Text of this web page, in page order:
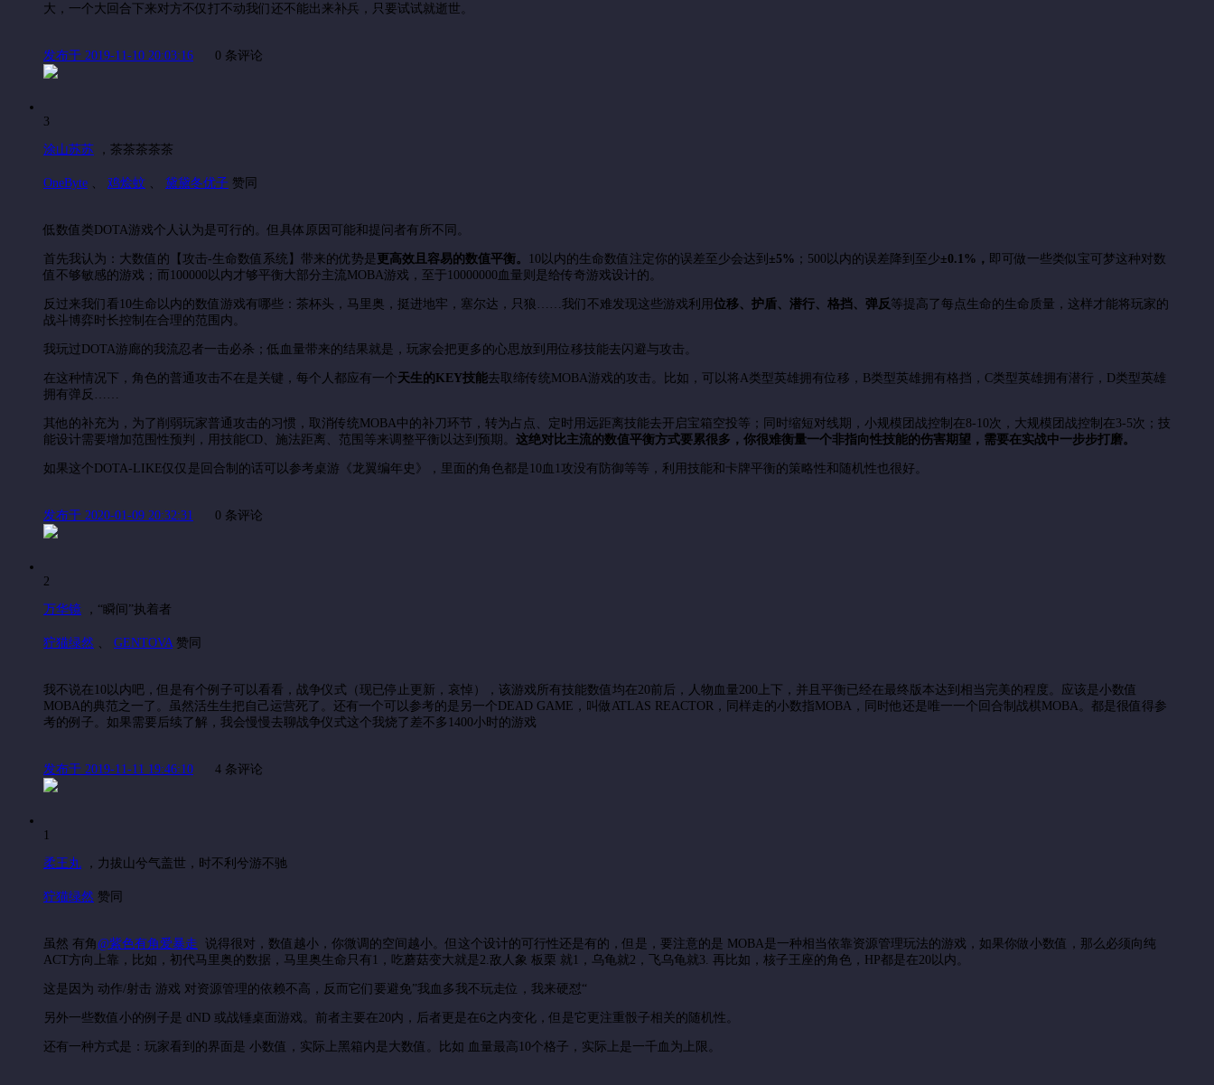
大，一个大回合下来对方不仅打不动我们还不能出来补兵，只要试试就逝世。
发布于 2019-11-10 20:03:16 0 条评论
3
涂山苏苏 ， 茶茶茶茶茶
OneByte 鸡烩蚊 黛黛冬优子 赞同
低数值类DOTA游戏个人认为是可行的。但具体原因可能和提问者有所不同。
首先我认为：大数值的【攻击-生命数值系统】带来的优势是 更高效且容易的数值平衡。 10以内的生命数值注定你的误差至少会达到 ±5% ；500以内的误差降到至少±0.1%， 即可做一些类似宝可梦这种对数
值不够敏感的游戏；而100000以内才够平衡大部分主流MOBA游戏，至于10000000血量则是给传奇游戏设计的。
反过来我们看10生命以内的数值游戏有哪些：茶杯头，马里奥，挺进地牢，塞尔达，只狼……我们不难发现这些游戏利用 位移、护盾、潜行、格挡、弹反 等提高了每点生命的生命质量，这样才能将玩家的
战斗博弈时长控制在合理的范围内。
我玩过DOTA游廊的我流忍者一击必杀；低血量带来的结果就是，玩家会把更多的心思放到用位移技能去闪避与攻击。
在这种情况下，角色的普通攻击不在是关键，每个人都应有一个天生的KEY技能去取缔传统MOBA游戏的攻击。比如，可以将A类型英雄拥有位移，B类型英雄拥有格挡，C类型英雄拥有潜行，D类型英雄
拥有弹反……
其他的补充为，为了削弱玩家普通攻击的习惯，取消传统MOBA中的补刀环节，转为占点、定时用远距离技能去开启宝箱空投等；同时缩短对线期，小规模团战控制在8-10次，大规模团战控制在3-5次；技
能设计需要增加范围性预判，用技能CD、施法距离、范围等来调整平衡以达到预期。 这绝对比主流的数值平衡方式要累很多，你很难衡量一个非指向性技能的伤害期望，需要在实战中一步步打磨。
如果这个DOTA-LIKE仅仅是回合制的话可以参考桌游《龙翼编年史》，里面的角色都是10血1攻没有防御等等，利用技能和卡牌平衡的策略性和随机性也很好。
发布于 2020-01-09 20:32:31 0 条评论
2
万华镜 ， “瞬间”执着者
狞猫绿然 GENTOVA 赞同
我不说在10以内吧，但是有个例子可以看看，战争仪式（现已停止更新，哀悼），该游戏所有技能数值均在20前后，人物血量200上下，并且平衡已经在最终版本达到相当完美的程度。应该是小数值
MOBA的典范之一了。虽然活生生把自己运营死了。还有一个可以参考的是另一个DEAD GAME，叫做ATLAS REACTOR，同样走的小数指MOBA，同时他还是唯一一个回合制战棋MOBA。都是很值得参
考的例子。如果需要后续了解，我会慢慢去聊战争仪式这个我烧了差不多1400小时的游戏
发布于 2019-11-11 19:46:10 4 条评论
1
柔王丸 ， 力拔山兮气盖世，时不利兮游不驰
狞猫绿然 赞同
虽然 有角@紫色有角爱暴走 ‍ 说得很对，数值越小，你微调的空间越小。但这个设计的可行性还是有的，但是，要注意的是 MOBA是一种相当依靠资源管理玩法的游戏，如果你做小数值，那么必须向纯
ACT方向上靠，比如，初代马里奥的数据，马里奥生命只有1，吃蘑菇变大就是2.敌人象 板栗 就1，乌龟就2，飞乌龟就3. 再比如，核子王座的角色，HP都是在20以内。
这是因为 动作/射击 游戏 对资源管理的依赖不高，反而它们要避免”我血多我不玩走位，我来硬怼“
另外一些数值小的例子是 dND 或战锤桌面游戏。前者主要在20内，后者更是在6之内变化，但是它更注重骰子相关的随机性。
还有一种方式是：玩家看到的界面是 小数值，实际上黑箱内是大数值。比如 血量最高10个格子，实际上是一千血为上限。